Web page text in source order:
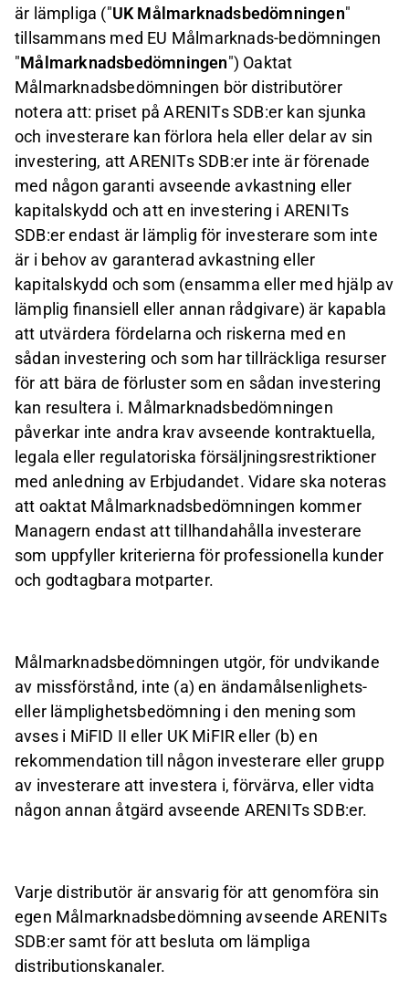
är lämpliga ("UK Målmarknadsbedömningen"
tillsammans med EU Målmarknads-bedömningen
"Målmarknadsbedömningen") Oaktat
Målmarknadsbedömningen bör distributörer
notera att: priset på ARENITs SDB:er kan sjunka
och investerare kan förlora hela eller delar av sin
investering, att ARENITs SDB:er inte är förenade
med någon garanti avseende avkastning eller
kapitalskydd och att en investering i ARENITs
SDB:er endast är lämplig för investerare som inte
är i behov av garanterad avkastning eller
kapitalskydd och som (ensamma eller med hjälp av
lämplig finansiell eller annan rådgivare) är kapabla
att utvärdera fördelarna och riskerna med en
sådan investering och som har tillräckliga resurser
för att bära de förluster som en sådan investering
kan resultera i. Målmarknadsbedömningen
påverkar inte andra krav avseende kontraktuella,
legala eller regulatoriska försäljningsrestriktioner
med anledning av Erbjudandet. Vidare ska noteras
att oaktat Målmarknadsbedömningen kommer
Managern endast att tillhandahålla investerare
som uppfyller kriterierna för professionella kunder
och godtagbara motparter.
Målmarknadsbedömningen utgör, för undvikande
av missförstånd, inte (a) en ändamålsenlighets-
eller lämplighetsbedömning i den mening som
avses i MiFID II eller UK MiFIR eller (b) en
rekommendation till någon investerare eller grupp
av investerare att investera i, förvärva, eller vidta
någon annan åtgärd avseende ARENITs SDB:er.
Varje distributör är ansvarig för att genomföra sin
egen Målmarknadsbedömning avseende ARENITs
SDB:er samt för att besluta om lämpliga
distributionskanaler.